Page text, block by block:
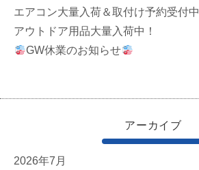
エアコン大量入荷＆取付け予約受付中
アウトドア用品大量入荷中！
GW休業のお知らせ
アーカイブ
2026年7月